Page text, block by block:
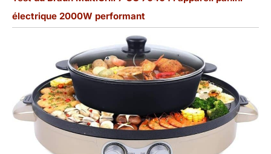
électrique 2000W performant